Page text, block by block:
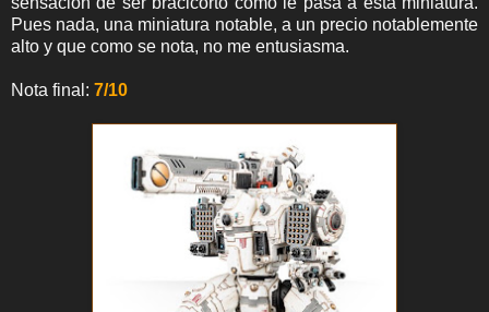
Pues nada, una miniatura notable, a un precio notablemente
alto y que como se nota, no me entusiasma.
Nota final: 7/10